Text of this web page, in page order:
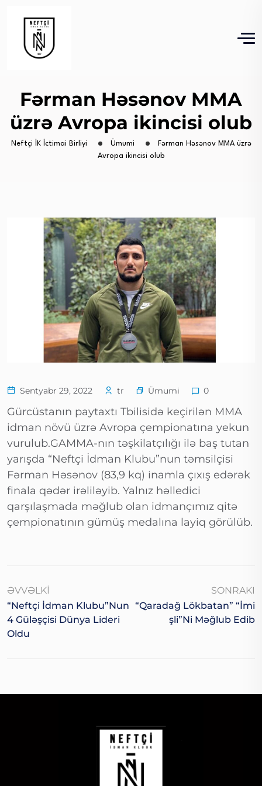
Fərman Həsənov MMA
üzrə Avropa ikincisi olub
Neftçi İK İctimai Birliyi Ümumi
Fərman Həsənov MMA üzrə
Avropa ikincisi olub
Sentyabr 29, 2022 tr Ümumi 0
Gürcüstanın paytaxtı Tbilisidə keçirilən MMA
idman növü üzrə Avropa çempionatına yekun
vurulub.GAMMA-nın təşkilatçılığı ilə baş tutan
yarışda “Neftçi İdman Klubu”nun təmsilçisi
Fərman Həsənov (83,9 kq) inamla çıxış edərək
finala qədər irəliləyib. Yalnız həlledici
qarşılaşmada məğlub olan idmançımız qitə
çempionatının gümüş medalına layiq görülüb.
ƏVVƏLKI
“Neftçi İdman Klubu”nun
4 Güləşçisi Dünya Lideri
Oldu
SONRAKI
“Qaradağ Lökbatan” “İmi
Şli”ni Məğlub Edib